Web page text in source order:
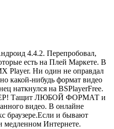
4.4.2. Перепробовал,
есть на Плей Маркете. В
Player. Ни один не оправдал
какой-нибудь формат видео
наткнулся на BSPlayerFree.
Тащит ЛЮБОЙ ФОРМАТ и
видео. В онлайне
браузере.Если и бывают
медленном Интернете.